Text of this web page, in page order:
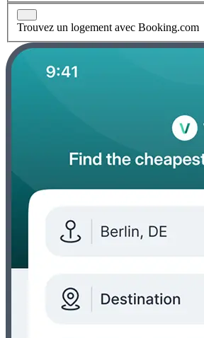
Trouvez un logement avec Booking.com